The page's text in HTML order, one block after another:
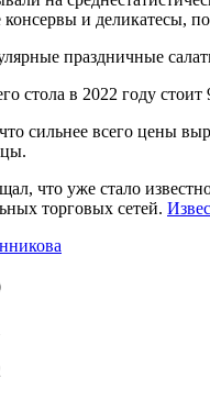
и деликатесы,
праздничные
стола в 2022 году стоит
сильнее всего цены
что уже стало
торговых сетей.